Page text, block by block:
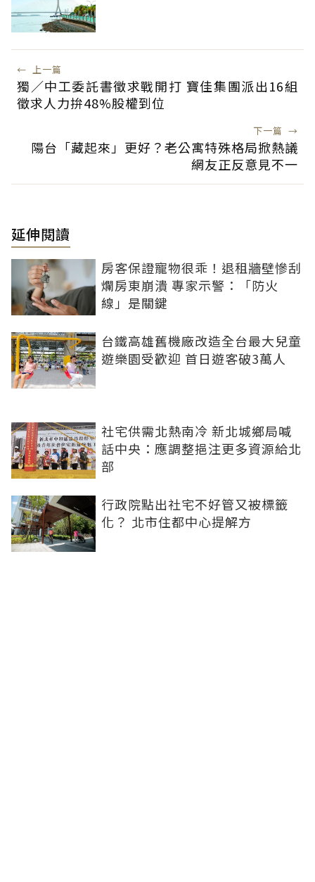
← 上一篇
獨／中工委託書徵求戰開打 寶佳集團派出16組
徵求人力拚48%股權到位
下一篇 →
陽台「藏起來」更好？老公寓特殊格局掀熱議
網友正反意見不一
延伸閱讀
房客保證寵物很乖！退租牆壁慘刮
爛房東崩潰 專家示警：「防火
線」是關鍵
台鐵高雄舊機廠改造全台最大兒童
遊樂園受歡迎 首日遊客破3萬人
社宅供需北熱南冷 新北城鄉局喊
話中央：應調整挹注更多資源給北
部
行政院點出社宅不好管又被標籤
化？ 北市住都中心提解方